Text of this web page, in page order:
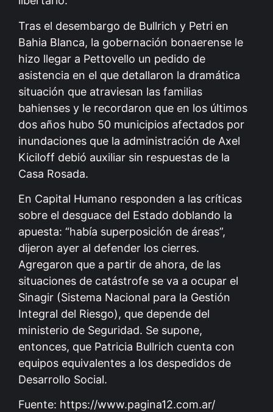
Tras el desembargo de Bullrich y Petri en
Bahia Blanca, la gobernación bonaerense le
hizo llegar a Pettovello un pedido de
asistencia en el que detallaron la dramática
situación que atraviesan las familias
bahienses y le recordaron que en los últimos
dos años hubo 50 municipios afectados por
inundaciones que la administración de Axel
Kiciloff debió auxiliar sin respuestas de la
Casa Rosada.
En Capital Humano responden a las críticas
sobre el desguace del Estado doblando la
apuesta: “había superposición de áreas”,
dijeron ayer al defender los cierres.
Agregaron que a partir de ahora, de las
situaciones de catástrofe se va a ocupar el
Sinagir (Sistema Nacional para la Gestión
Integral del Riesgo), que depende del
ministerio de Seguridad. Se supone,
entonces, que Patricia Bullrich cuenta con
equipos equivalentes a los despedidos de
Desarrollo Social.
Fuente: https://www.pagina12.com.ar/